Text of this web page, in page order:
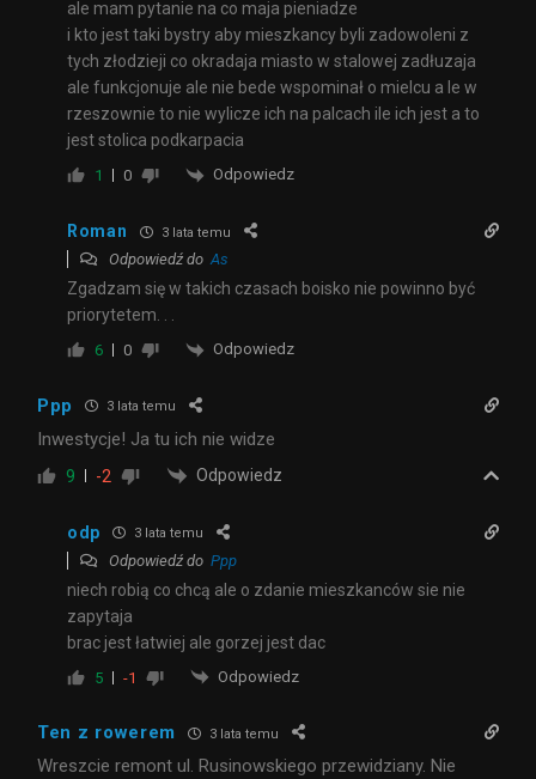
ale mam pytanie na co maja pieniadze
i kto jest taki bystry aby mieszkancy byli zadowoleni z
tych złodzieji co okradaja miasto w stalowej zadłuzaja
ale funkcjonuje ale nie bede wspominał o mielcu a le w
rzeszownie to nie wylicze ich na palcach ile ich jest a to
jest stolica podkarpacia
1 0 Odpowiedz
Roman 3 lata temu
Odpowiedź doAs
Zgadzam się w takich czasach boisko nie powinno być
priorytetem. . .
6 0 Odpowiedz
Ppp 3 lata temu
Inwestycje! Ja tu ich nie widze
9 -2 Odpowiedz
odp 3 lata temu
Odpowiedź do Ppp
niech robią co chcą ale o zdanie mieszkanców sie nie
zapytaja
brac jest łatwiej ale gorzej jest dac
5 -1 Odpowiedz
Ten z rowerem 3 lata temu
Wreszcie remont ul. Rusinowskiego przewidziany. Nie